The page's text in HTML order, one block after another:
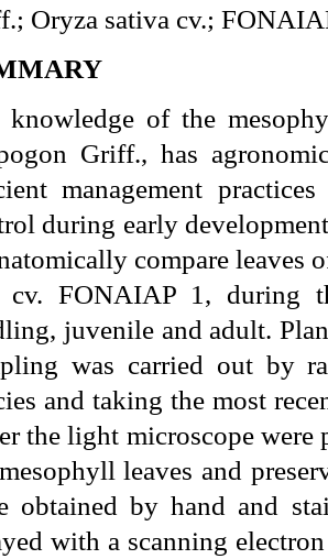
Oryza sativa cv.;
knowledge of the
Griff., has
management
during early
compare leaves
cv. FONAIAP 1, during
juvenile and adult.
was carried out by
and taking the most
the light microscope
leaves and
obtained by hand and
with a scanning